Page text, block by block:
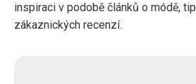
inspiraci v podobě článků o módě,
zákaznických recenzí.